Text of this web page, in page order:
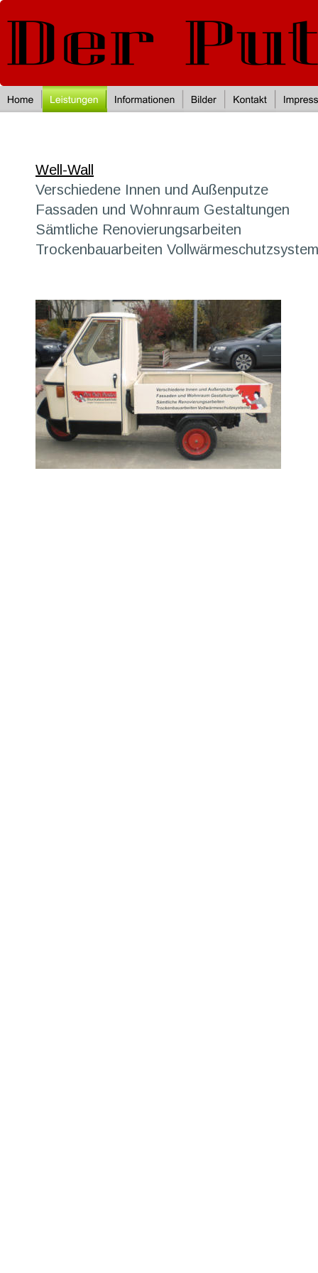
Well-Wall
Verschiedene Innen und Außenputze
Fassaden und Wohnraum Gestaltungen
Sämtliche Renovierungsarbeiten
Trockenbauarbeiten